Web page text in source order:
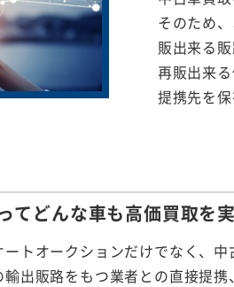
そのため
販出来る
再販出来
提携先を
てどんな車も高価買取を
トオークションだけでなく、
出販路をもつ業者との直接提携